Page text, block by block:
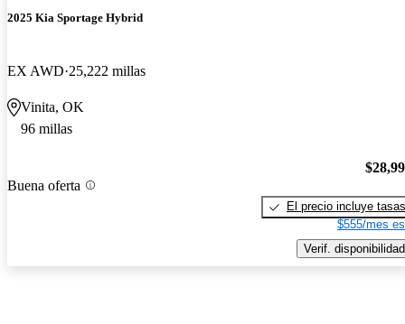
2025 Kia Sportage Hybrid
EX AWD 25,222 millas
Vinita, OK
96 millas
Buena oferta
El precio incluye tasas
$555/mes
Verif. disponibilidad